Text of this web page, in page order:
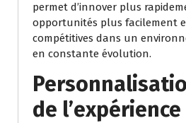
permet d’innover plus
opportunités plus facilement
compétitives dans un
en constante évolution.
de